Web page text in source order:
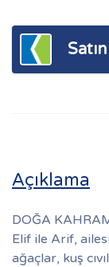
Açıklama
DOĞA
Elif ile Arif,
ağaçlar, kuş